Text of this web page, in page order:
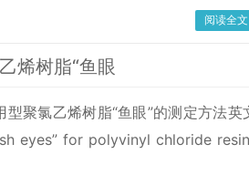
阅读全文
烯树脂“鱼眼
聚氯乙烯树脂“鱼眼”的测定方法英
eyes” for polyvinyl chloride